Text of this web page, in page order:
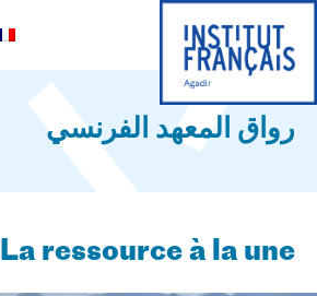
رواق المعهد الفرنسي
La ressource à la une